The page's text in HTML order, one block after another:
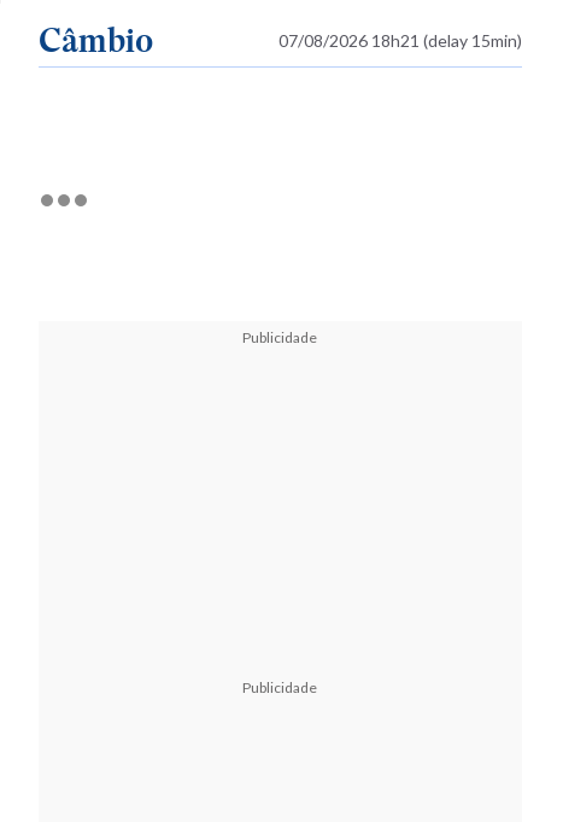
Câmbio 07/08/2026 18h21 (delay 15min)
Publicidade
Publicidade